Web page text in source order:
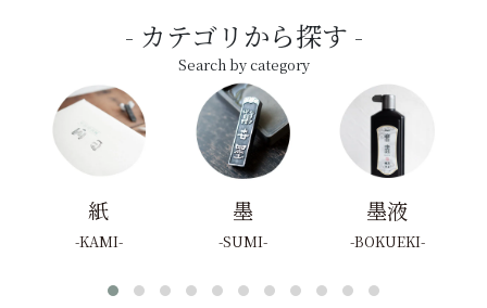
カテゴリから探す
Search by category
紙
KAMI
墨
SUMI
墨液
BOKUEKI